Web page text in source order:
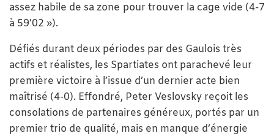
assez habile de sa zone pour trouver la cage vide (4-7
à 59’02 »).
Défiés durant deux périodes par des Gaulois très
actifs et réalistes, les Spartiates ont parachevé leur
première victoire à l’issue d’un dernier acte bien
maîtrisé (4-0). Effondré, Peter Veslovsky reçoit les
consolations de partenaires généreux, portés par un
premier trio de qualité, mais en manque d’énergie